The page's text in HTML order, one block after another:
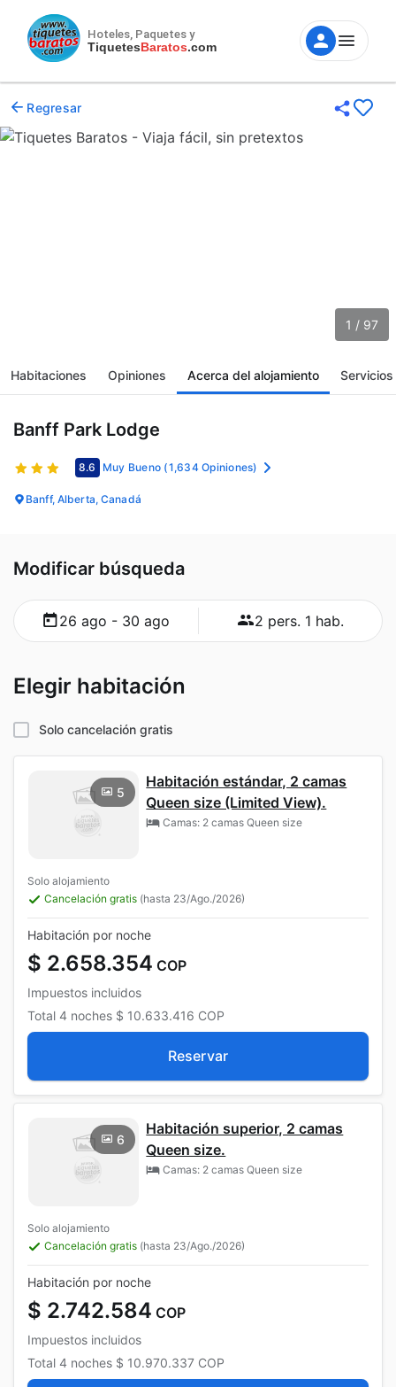
Hoteles, Paquetes y
TiquetesBaratos.com
Regresar
1 / 97
Habitaciones Opiniones Acerca del alojamiento Servicios
Banff Park Lodge
8.6 Muy Bueno (1,634 Opiniones)
Banff, Alberta, Canadá
Modificar búsqueda
26 ago - 30 ago 2 pers. 1 hab.
Elegir habitación
Solo cancelación gratis
5
Habitación estándar, 2 camas
Queen size (Limited View).
Camas: 2 camas Queen size
Solo alojamiento
Cancelación gratis (hasta 23/Ago./2026)
Habitación por noche
$ 2.658.354 COP
Impuestos incluidos
Total 4 noches $ 10.633.416 COP
Reservar
6
Habitación superior, 2 camas
Queen size.
Camas: 2 camas Queen size
Solo alojamiento
Cancelación gratis (hasta 23/Ago./2026)
Habitación por noche
$ 2.742.584 COP
Impuestos incluidos
Total 4 noches $ 10.970.337 COP